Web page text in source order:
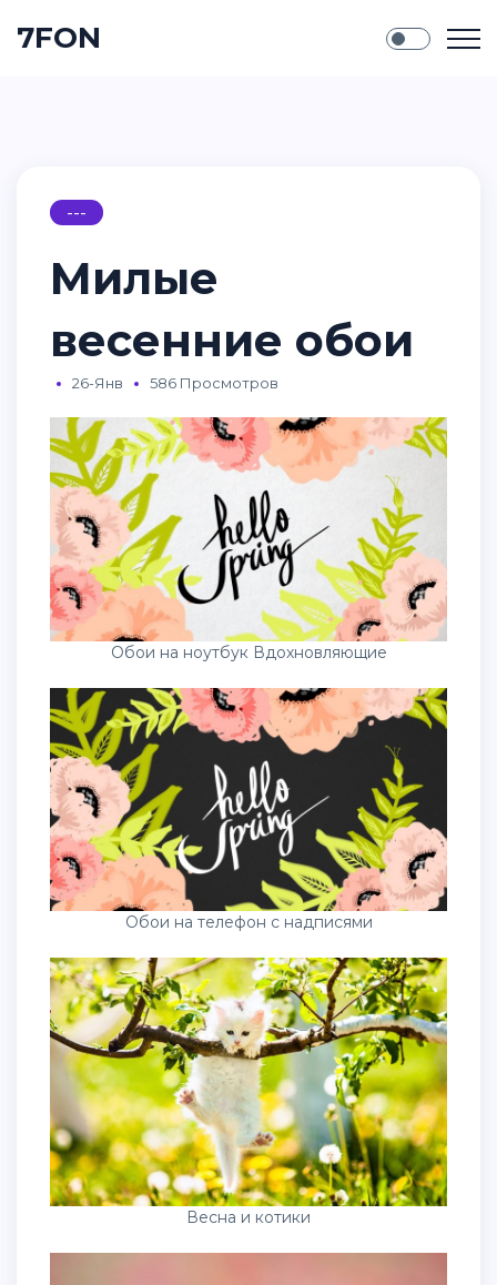
7FON
---
Милые
весенние обои
26-Янв 586 Просмотров
Обои на ноутбук Вдохновляющие
Обои на телефон с надписями
Весна и котики